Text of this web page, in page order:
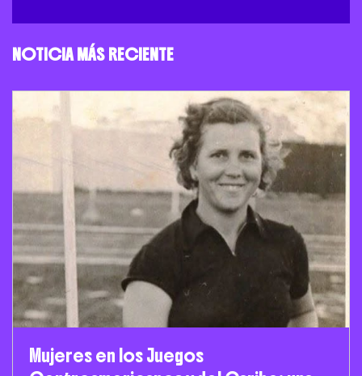
NOTICIA MÁS RECIENTE
Mujeres en los Juegos